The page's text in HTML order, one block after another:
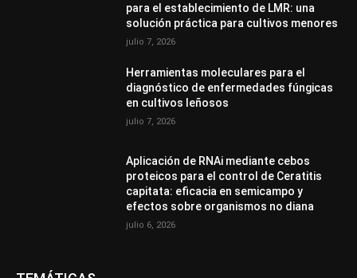
para el establecimiento de LMR: una
solución práctica para cultivos menores
julio 7, 2026
Herramientas moleculares para el
diagnóstico de enfermedades fúngicas
en cultivos leñosos
julio 7, 2026
Aplicación de RNAi mediante cebos
proteicos para el control de Ceratitis
capitata: eficacia en semicampo y
efectos sobre organismos no diana
julio 6, 2026